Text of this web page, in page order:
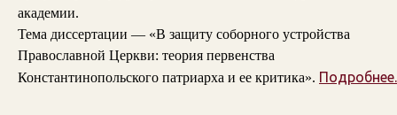
академии.
Тема диссертации — «В защиту соборного устройства
Православной Церкви: теория первенства
Константинопольского патриарха и ее критика».